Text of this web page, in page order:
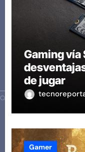
Gaming vía
de jugar
Gamer